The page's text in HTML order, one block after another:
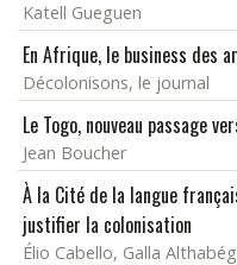
Katell Gueguen
En Afrique, le business des
Décolonisons, le journal
Le Togo, nouveau passage
Jean Boucher
À la Cité de la langue
justifier la colonisation
Élio Cabello, Galla